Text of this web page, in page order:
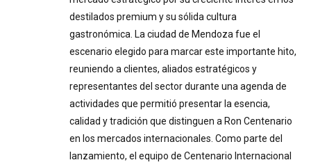
destilados premium y su sólida cultura
gastronómica. La ciudad de Mendoza fue el
escenario elegido para marcar este importante hito,
reuniendo a clientes, aliados estratégicos y
representantes del sector durante una agenda de
actividades que permitió presentar la esencia,
calidad y tradición que distinguen a Ron Centenario
en los mercados internacionales. Como parte del
lanzamiento, el equipo de Centenario Internacional